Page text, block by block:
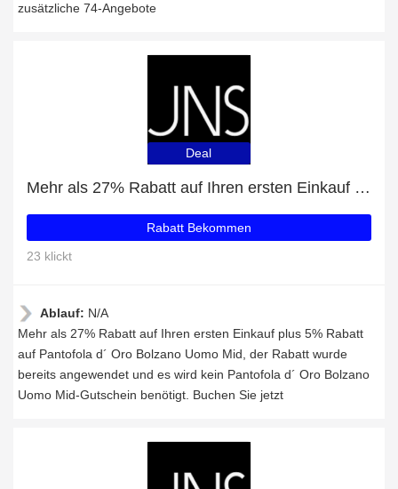
zusätzliche 74-Angebote
Deal
Mehr als 27% Rabatt auf Ihren ersten Einkauf plus 5% Rabatt auf Pantofola d´ Oro Bolzano Uomo Mid
Rabatt Bekommen
23 klickt
Ablauf: N/A
Mehr als 27% Rabatt auf Ihren ersten Einkauf plus 5% Rabatt
auf Pantofola d´ Oro Bolzano Uomo Mid, der Rabatt wurde
bereits angewendet und es wird kein Pantofola d´ Oro Bolzano
Uomo Mid-Gutschein benötigt. Buchen Sie jetzt